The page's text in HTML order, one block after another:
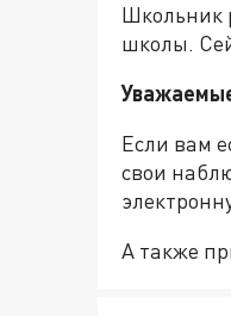
Школьник
школы.
Если вам
свои
А также